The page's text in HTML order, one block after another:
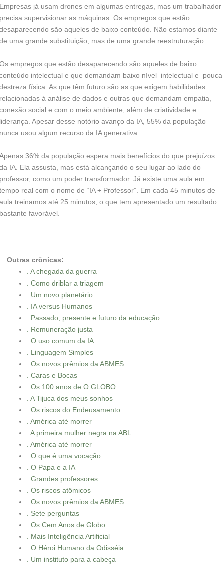
Empresas já usam drones em algumas entregas, mas um trabalhador
precisa supervisionar as máquinas. Os empregos que estão
desaparecendo são aqueles de baixo conteúdo. Não estamos diante
de uma grande substituição, mas de uma grande reestruturação.
Os empregos que estão desaparecendo são aqueles de baixo
conteúdo intelectual e que demandam baixo nível intelectual e pouca
destreza física. As que têm futuro são as que exigem habilidades
relacionadas à análise de dados e outras que demandam empatia,
conexão social e com o meio ambiente, além de criatividade e
liderança. Apesar desse notório avanço da IA, 55% da população
nunca usou algum recurso da IA generativa.
Apenas 36% da população espera mais benefícios do que prejuízos
da IA. Ela assusta, mas está alcançando o seu lugar ao lado do
professor, como um poder transformador. Já existe uma aula em
tempo real com o nome de “IA + Professor”. Em cada 45 minutos de
aula treinamos até 25 minutos, o que tem apresentado um resultado
bastante favorável.
Outras crônicas:
. A chegada da guerra
. Como driblar a triagem
. Um novo planetário
. IA versus Humanos
. Passado, presente e futuro da educação
. Remuneração justa
. O uso comum da IA
. Linguagem Simples
. Os novos prêmios da ABMES
. Caras e Bocas
. Os 100 anos de O GLOBO
. A Tijuca dos meus sonhos
. Os riscos do Endeusamento
. América até morrer
. A primeira mulher negra na ABL
. América até morrer
. O que é uma vocação
. O Papa e a IA
. Grandes professores
. Os riscos atômicos
. Os novos prêmios da ABMES
. Sete perguntas
. Os Cem Anos de Globo
. Mais Inteligência Artificial
. O Héroi Humano da Odisséia
. Um instituto para a cabeça